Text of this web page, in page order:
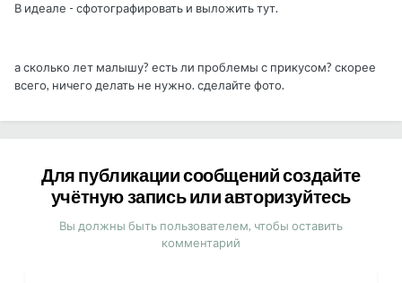
В идеале - сфотографировать и выложить тут.
а сколько лет малышу? есть ли проблемы с прикусом? скорее
всего, ничего делать не нужно. сделайте фото.
Для публикации сообщений создайте
учётную запись или авторизуйтесь
Вы должны быть пользователем, чтобы оставить
комментарий